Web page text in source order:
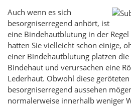
Auch wenn es sich
besorgniserregend anhört, ist
eine Bindehautblutung in der Regel
hatten Sie vielleicht schon einige,
einer Bindehautblutung platzen
Bindehaut und verursachen eine
Lederhaut. Obwohl diese geröteten
besorgniserregend aussehen
normalerweise innerhalb weniger